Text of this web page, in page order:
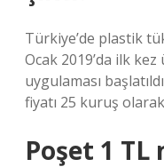
Türkiye’de plastik
Ocak 2019’da ilk
uygulaması
fiyatı 25 kuruş
Poşet 1 TL